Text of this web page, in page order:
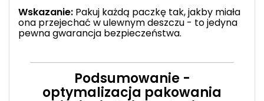
Wskazanie: Pakuj każdą paczkę tak, jakby miała
ona przejechać w ulewnym deszczu - to jedyna
pewna gwarancja bezpieczeństwa.
Podsumowanie -
optymalizacja pakowania